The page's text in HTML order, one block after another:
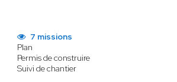
7 missions
Plan
Permis de construire
Suivi de chantier